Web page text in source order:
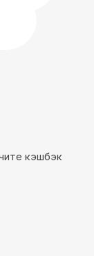
кэшбэк